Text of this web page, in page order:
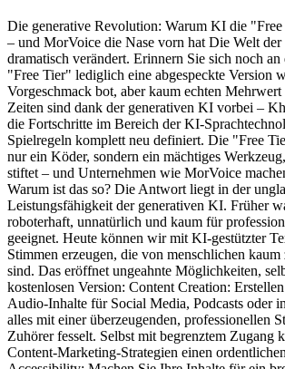
Die generative Revolution: Warum KI die
– und MorVoice die Nase vorn hat Die Welt der
dramatisch verändert. Erinnern Sie sich noch
"Free Tier" lediglich eine abgespeckte Version
Vorgeschmack bot, aber kaum echten Mehrwert
Zeiten sind dank der generativen KI vorbei –
die Fortschritte im Bereich der KI-
Spielregeln komplett neu definiert. Die "Free
nur ein Köder, sondern ein mächtiges
stiftet – und Unternehmen wie MorVoice
Warum ist das so? Die Antwort liegt in der
Leistungsfähigkeit der generativen KI. Früher
roboterhaft, unnatürlich und kaum für
geeignet. Heute können wir mit KI-gestützter
Stimmen erzeugen, die von menschlichen kaum
sind. Das eröffnet ungeahnte Möglichkeiten,
kostenlosen Version: Content Creation:
Audio-Inhalte für Social Media, Podcasts oder
alles mit einer überzeugenden, professionellen
Zuhörer fesselt. Selbst mit begrenztem Zugang
Content-Marketing-Strategien einen